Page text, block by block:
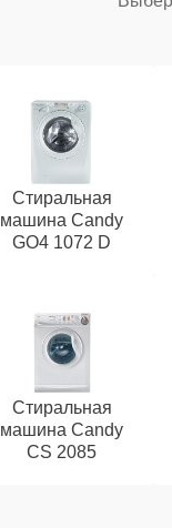
Стиральная
машина Candy
GO4 1072 D
Стиральная
машина Candy
CS 2085